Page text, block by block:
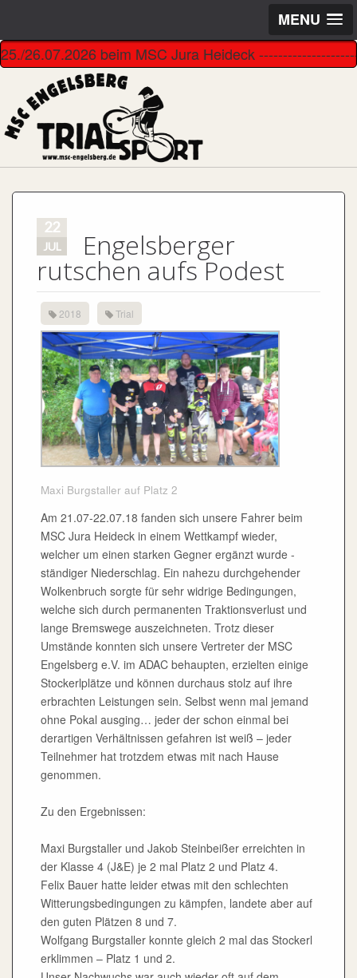
MENU
beim MSC Jura Heideck
22
JUL Engelsberger
rutschen aufs Podest
2018 Trial
Maxi Burgstaller auf Platz 2
Am 21.07-22.07.18 fanden sich unsere Fahrer beim
MSC Jura Heideck in einem Wettkampf wieder,
welcher um einen starken Gegner ergänzt wurde -
ständiger Niederschlag. Ein nahezu durchgehender
Wolkenbruch sorgte für sehr widrige Bedingungen,
welche sich durch permanenten Traktionsverlust und
lange Bremswege auszeichneten. Trotz dieser
Umstände konnten sich unsere Vertreter der MSC
Engelsberg e.V. im ADAC behaupten, erzielten einige
Stockerlplätze und können durchaus stolz auf ihre
erbrachten Leistungen sein. Selbst wenn mal jemand
ohne Pokal ausging… jeder der schon einmal bei
derartigen Verhältnissen gefahren ist weiß – jeder
Teilnehmer hat trotzdem etwas mit nach Hause
genommen.
Zu den Ergebnissen:
Maxi Burgstaller und Jakob Steinbeißer erreichten in
der Klasse 4 (J&E) je 2 mal Platz 2 und Platz 4.
Felix Bauer hatte leider etwas mit den schlechten
Witterungsbedingungen zu kämpfen, landete aber auf
den guten Plätzen 8 und 7.
Wolfgang Burgstaller konnte gleich 2 mal das Stockerl
erklimmen – Platz 1 und 2.